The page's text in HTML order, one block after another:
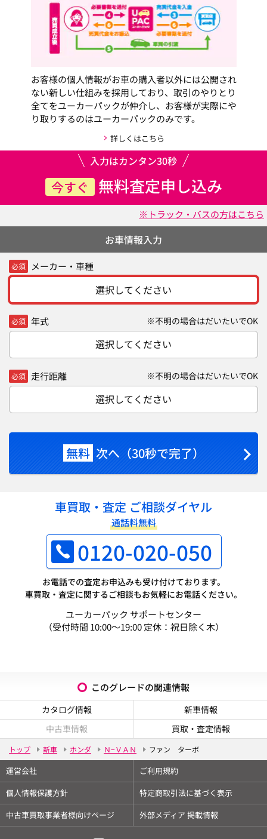
お客様の個人情報がお車の購入者以外には公開され
ない新しい仕組みを採用しており、取引のやりとり
全てをユーカーパックが仲介し、お客様が実際にや
り取りするのはユーカーパックのみです。
詳しくはこちら
入力はカンタン30秒
今すぐ 無料査定申し込み
※トラック・バスの方はこちら
お車情報入力
必須 メーカー・車種
選択してください
必須 年式 ※不明の場合はだいたいでOK
選択してください
必須 走行距離 ※不明の場合はだいたいでOK
選択してください
無料 次へ（30秒で完了）
車買取・査定 ご相談ダイヤル
通話料無料
0120-020-050
お電話での査定お申込みも受け付けております。
車買取・査定に関するご相談もお気軽にお電話ください。
ユーカーパック サポートセンター
（受付時間 10:00～19:00 定休：祝日除く木）
このグレードの関連情報
カタログ情報
新車情報
中古車情報
買取・査定情報
トップ 新車 ホンダ Ｎ−ＶＡＮ ファン ターボ
運営会社
ご利用規約
個人情報保護方針
特定商取引法に基づく表示
中古車買取事業者様向けページ
外部メディア 掲載情報